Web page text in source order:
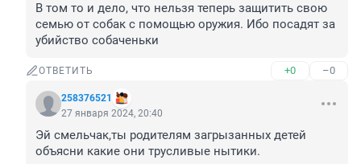
В том то и дело, что нельзя теперь защитить свою
семью от собак с помощью оружия. Ибо посадят за
убийство собаченьки
ОТВЕТИТЬ +0 –0
258376521
27 января 2024, 20:40
Эй смельчак,ты родителям загрызанных детей
объясни какие они трусливые нытики.